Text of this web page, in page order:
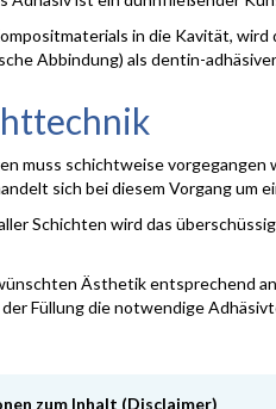
in die Kavität,
Abbindung) als dentin-
muss schichtweise
sich bei diesem Vorgang um
Schichten wird das
Ästhetik entsprechend
Füllung die notwendige
zum Inhalt (Disclaimer)